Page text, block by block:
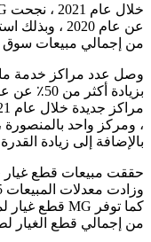
من إجمالي مبيعات سوق
، ومركز واحد بالمنصورة
بالإضافة إلى زيادة
من إجمالي قطع الغيار